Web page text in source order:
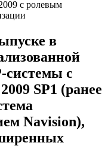
в
системы с
SP1 (ранее
Navision),